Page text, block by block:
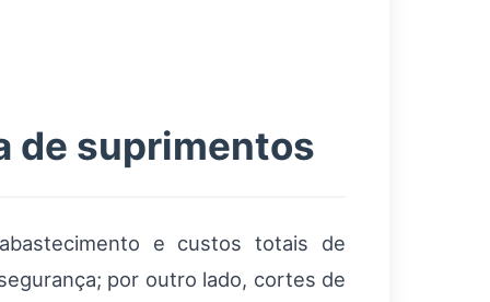
de suprimentos
e custos totais de
por outro lado, cortes de